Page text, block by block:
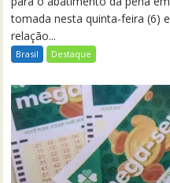
tomada nesta quinta-feira (6)
relação...
Brasil Destaque